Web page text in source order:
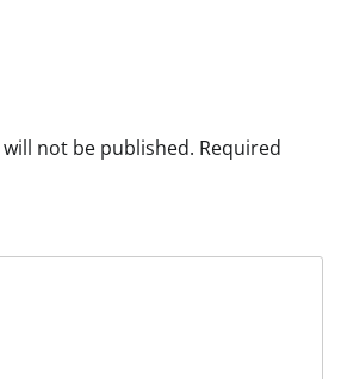
not be published. Required